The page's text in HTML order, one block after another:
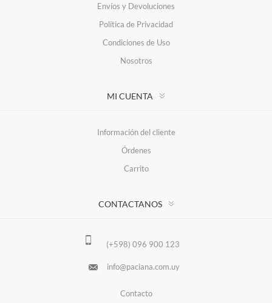
Envíos y Devoluciones
Política de Privacidad
Condiciones de Uso
Nosotros
MI CUENTA
Información del cliente
Órdenes
Carrito
CONTACTANOS
(+598) 096 900 123
info@paciana.com.uy
Contacto